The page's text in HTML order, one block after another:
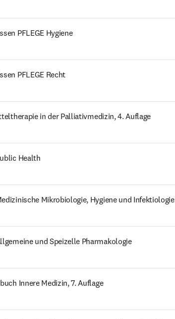
PFLEGE Hygiene
PFLEGE Recht
in der Palliativmedizin, 4. Auflage
Health
Mikrobiologie, Hygiene und Infektiologie
und Speizelle Pharmakologie
Innere Medizin, 7. Auflage